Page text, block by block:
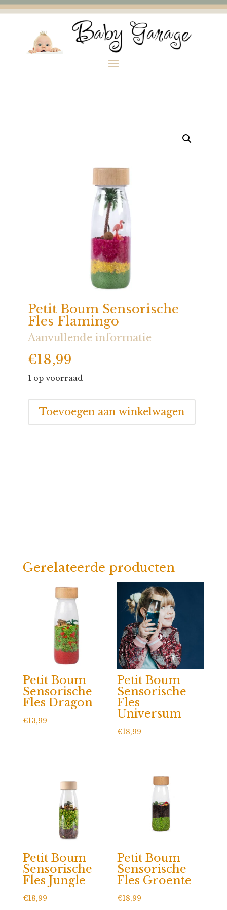
Petit Boum Sensorische
Fles Flamingo
Aanvullende informatie
€18,99
1 op voorraad
Petit
Boum
Sensorische
Toevoegen aan winkelwagen
Gerelateerde producten
Petit Boum
Sensorische
Fles Dragon
€13,99
Petit Boum
Sensorische
Fles
Universum
€18,99
Petit Boum
Sensorische
Fles Jungle
€18,99
Petit Boum
Sensorische
Fles Groente
€18,99